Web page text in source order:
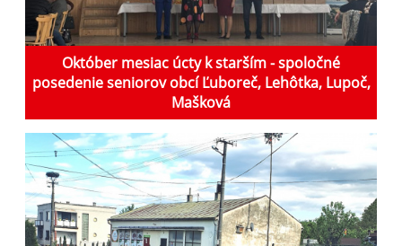
Október mesiac úcty k starším - spoločné
posedenie seniorov obcí Ľuboreč, Lehôtka, Lupoč,
Mašková